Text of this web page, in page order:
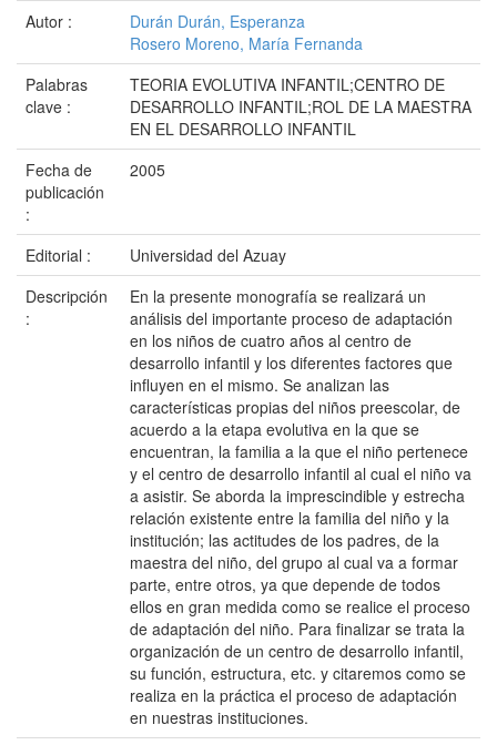
Autor :
Durán Durán, Esperanza
Rosero Moreno, María Fernanda
Palabras
clave :
TEORIA EVOLUTIVA INFANTIL;CENTRO DE
DESARROLLO INFANTIL;ROL DE LA MAESTRA
EN EL DESARROLLO INFANTIL
Fecha de
publicación
:
2005
Editorial :
Universidad del Azuay
Descripción
:
En la presente monografía se realizará un
análisis del importante proceso de adaptación
en los niños de cuatro años al centro de
desarrollo infantil y los diferentes factores que
influyen en el mismo. Se analizan las
características propias del niños preescolar, de
acuerdo a la etapa evolutiva en la que se
encuentran, la familia a la que el niño pertenece
y el centro de desarrollo infantil al cual el niño va
a asistir. Se aborda la imprescindible y estrecha
relación existente entre la familia del niño y la
institución; las actitudes de los padres, de la
maestra del niño, del grupo al cual va a formar
parte, entre otros, ya que depende de todos
ellos en gran medida como se realice el proceso
de adaptación del niño. Para finalizar se trata la
organización de un centro de desarrollo infantil,
su función, estructura, etc. y citaremos como se
realiza en la práctica el proceso de adaptación
en nuestras instituciones.